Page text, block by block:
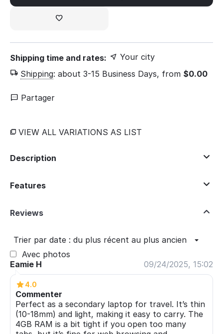
Shipping time and rates:
Your city
Shipping: about 3-15 Business Days, from $0.00
Partager
VIEW ALL VARIATIONS AS LIST
Description
Features
Reviews
Trier par date : du plus récent au plus ancien
Avec photos
Eamie H
09/24/2025, 15:02
4.0
Commenter
Perfect as a secondary laptop for travel. It’s thin
(10-18mm) and light, making it easy to carry. The
4GB RAM is a bit tight if you open too many